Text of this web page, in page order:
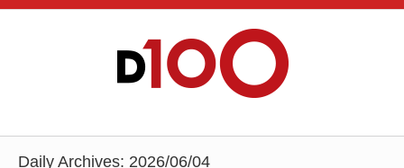
Daily Archives: 2026/06/04